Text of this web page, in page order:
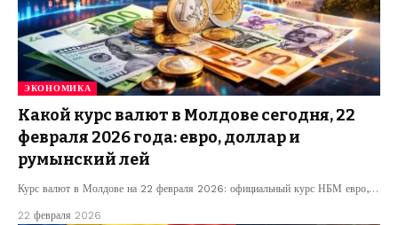
ЭКОНОМИКА
Какой курс валют в Молдове сегодня, 22
февраля 2026 года: евро, доллар и
румынский лей
Курс валют в Молдове на 22 февраля 2026: официальный курс НБМ евро,…
22 февраля 2026